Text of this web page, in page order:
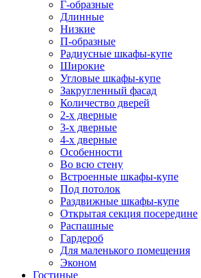
Г-образные
Длинные
Низкие
П-образные
Радиусные шкафы-купе
Широкие
Угловые шкафы-купе
Закругленный фасад
Количество дверей
2-х дверные
3-х дверные
4-х дверные
Особенности
Во всю стену
Встроенные шкафы-купе
Под потолок
Раздвижные шкафы-купе
Открытая секция посередине
Распашные
Гардероб
Для маленького помещения
Эконом
Гостиные